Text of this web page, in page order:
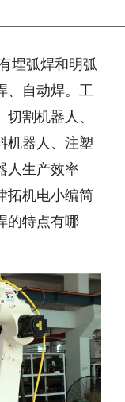
埋弧焊和明弧
、自动焊。工
割机器人、
机器人、注塑
人生产效率
拓机电小编简
的特点有哪